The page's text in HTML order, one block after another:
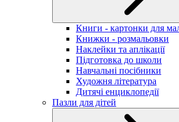
Книги - картонки для
Книжки - розмальовки
Наклейки та аплікації
Підготовка до школи
Навчальні посібники
Художня література
Дитячі енциклопедії
Пазли для дітей